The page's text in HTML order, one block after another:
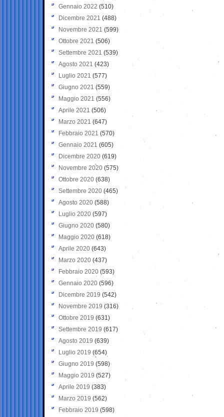
Gennaio 2022 (510)
Dicembre 2021 (488)
Novembre 2021 (599)
Ottobre 2021 (506)
Settembre 2021 (539)
Agosto 2021 (423)
Luglio 2021 (577)
Giugno 2021(559)
Maggio 2021 (556)
Aprile 2021 (506)
Marzo 2021 (647)
Febbraio 2021 (570)
Gennaio 2021 (605)
Dicembre 2020 (619)
Novembre 2020 (575)
Ottobre 2020 (638)
Settembre 2020(465)
Agosto 2020 (588)
Luglio 2020 (597)
Giugno 2020 (580)
Maggio 2020 (618)
Aprile 2020 (643)
Marzo 2020 (437)
Febbraio 2020 (593)
Gennaio 2020 (596)
Dicembre 2019 (542)
Novembre 2019 (316)
Ottobre 2019 (631)
Settembre 2019 (617)
Agosto 2019 (639)
Luglio 2019 (654)
Giugno 2019 (598)
Maggio 2019 (527)
Aprile 2019 (383)
Marzo 2019 (562)
Febbraio 2019 (598)